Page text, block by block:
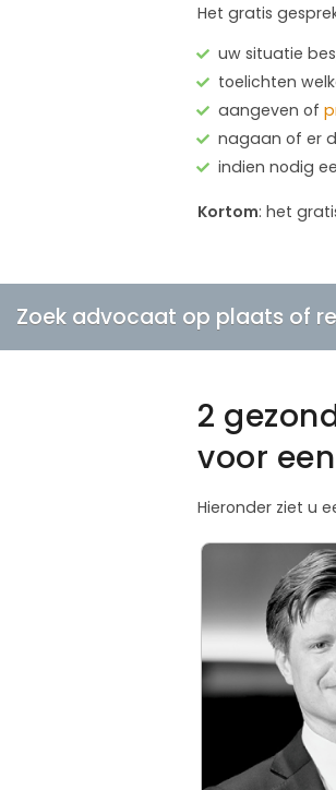
Het gratis
uw situatie
toelichten
aangeven of
nagaan of er
indien nodig
Kortom: het
Zoek advocaat op plaats of
2
voor
Hieronder ziet u